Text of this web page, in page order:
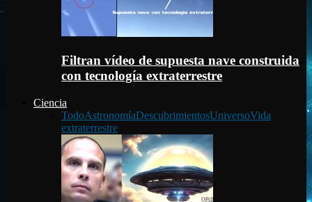
Filtran vídeo de supuesta nave construida
con tecnología extraterrestre
Ciencia
TodoAstronomíaDescubrimientosUniversoVida
extraterrestre